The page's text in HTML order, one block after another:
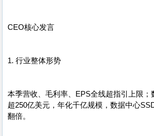
CEO核心发言
1. 行业整体形势
本季营收、毛利率、EPS全线超指引上限；
超250亿美元，年化千亿规模，数据中心
翻倍。